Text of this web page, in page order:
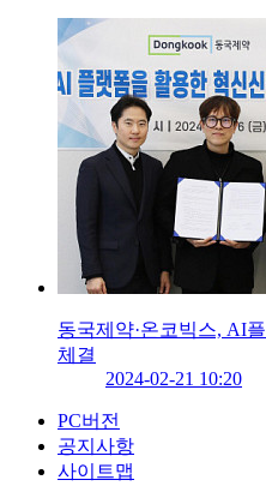
동국제약·온코빅스, AI
체결
2024-02-21 10:20
PC버전
공지사항
사이트맵